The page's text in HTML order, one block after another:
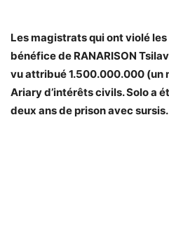
Les magistrats qui ont violé
bénéfice de RANARISON
vu attribué 1.500.000.000 (un
Ariary d’intérêts civils. Solo a
deux ans de prison avec sursis.